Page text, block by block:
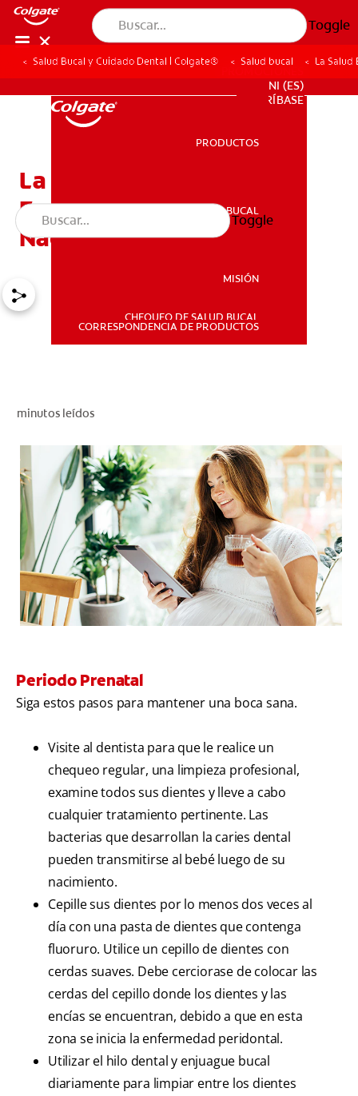
Toggle
SALUD BUCAL
PROMOCIONES
NI (ES)
SUSCRÍBASE
NI (ES)
SUSCRÍBASE
PRODUCTOS
SALUD BUCAL
MISIÓN
CHEQUEO DE SALUD BUCAL
CORRESPONDENCIA DE PRODUCTOS
Toggle
Salud Bucal y Cuidado Dental | Colgate® Salud bucal La Salud
La Salud Bucal Durante El
Embarazo Y Despues Del
Nacimento Del Bebé
minutos leídos
Periodo Prenatal
Siga estos pasos para mantener una boca sana.
Visite al dentista para que le realice un
chequeo regular, una limpieza profesional,
examine todos sus dientes y lleve a cabo
cualquier tratamiento pertinente. Las
bacterias que desarrollan la caries dental
pueden transmitirse al bebé luego de su
nacimiento.
Cepille sus dientes por lo menos dos veces al
día con una pasta de dientes que contenga
fluoruro. Utilice un cepillo de dientes con
cerdas suaves. Debe cerciorase de colocar las
cerdas del cepillo donde los dientes y las
encías se encuentran, debido a que en esta
zona se inicia la enfermedad peridontal.
Utilizar el hilo dental y enjuague bucal
diariamente para limpiar entre los dientes